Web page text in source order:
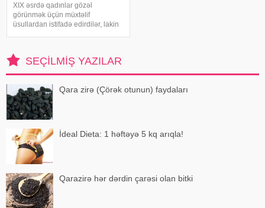
XIX əsrdə qadınlar gözəl
görünmək üçün müxtəlif
üsullardan istifadə edirdilər, lakin
təhlükəli idi. Elmi biliklərin kifayət
qədər inkişaf etməməsi
SEÇILMIŞ YAZILAR
Qara zirə (Çörək otunun) faydaları
İdeal Dieta: 1 həftəyə 5 kq arıqla!
Qarazirə hər dərdin çarəsi olan bitki